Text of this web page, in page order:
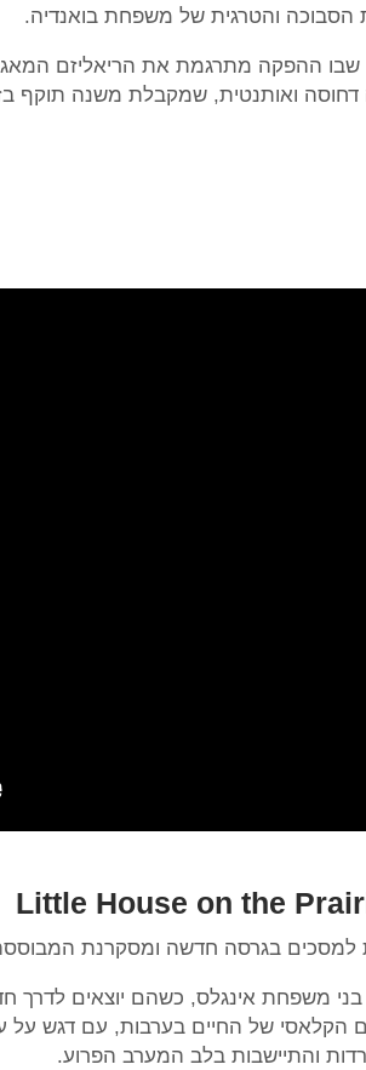
הסבוכה והטרגית של משפחת בואנדיה.
ההפקה מתרגמת את הריאליזם
דחוסה ואותנטית, שמקבלת משנה תוקף
בגרסה חדשה ומסקרנת המבוססת
משפחת אינגלס, כשהם יוצאים לדרך
הקלאסי של החיים בערבות, עם דגש
והתיישבות בלב המערב הפרוע.